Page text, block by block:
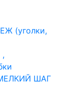
(уголки,
,
ШАГ